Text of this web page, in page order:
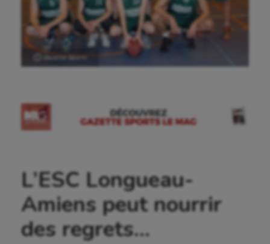
Ⓒ Gazette Sports
L’ESC Longueau-
Amiens peut nourrir
des regrets…